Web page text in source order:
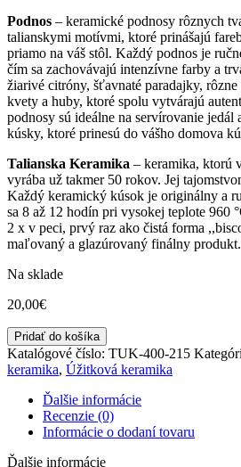
Podnos – keramické podnosy rôznych
talianskymi motívmi, ktoré prinášajú
priamo na váš stôl. Každý podnos je
čím sa zachovávajú intenzívne farby a
žiarivé citróny, šťavnaté paradajky,
kvety a huby, ktoré spolu vytvárajú
podnosy sú ideálne na servírovanie jedál
kúsky, ktoré prinesú do vášho domova
Talianska Keramika – keramika, ktorú
vyrába už takmer 50 rokov. Jej
Každý keramický kúsok je originálny a
sa 8 až 12 hodín pri vysokej teplote 960
2 x v peci, prvý raz ako čistá forma
maľovaný a glazúrovaný finálny produkt.
Na sklade
20,00€
množstvo
Renesko
-
motívom
ryby
keramika
Pridať do košíka
Katalógové číslo: TUK-400-215
keramika, Úžitková keramika
Ďalšie informácie
Recenzie (0)
Informácie o dodaní tovaru
Ďalšie informácie